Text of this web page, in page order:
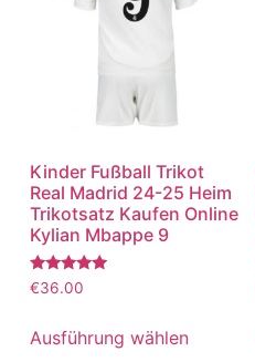
Kinder Fußball Trikot
Real Madrid 24-25 Heim
Trikotsatz Kaufen Online
Kylian Mbappe 9
Bewertet
mit
von 5
€36.00
Ausführung wählen